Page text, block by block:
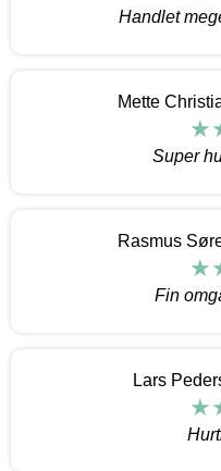
Handlet
Mette
Super
Rasmus
Fin
Lars